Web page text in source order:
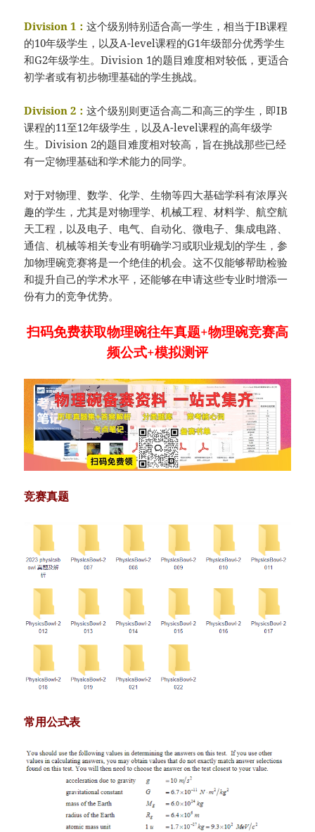
Division 1：这个级别特别适合高一学生，相当于IB课程
的10年级学生，以及A-level课程的G1年级部分优秀学生
和G2年级学生。Division 1的题目难度相对较低，更适合
初学者或有初步物理基础的学生挑战。
Division 2：这个级别则更适合高二和高三的学生，即IB
课程的11至12年级学生，以及A-level课程的高年级学
生。Division 2的题目难度相对较高，旨在挑战那些已经
有一定物理基础和学术能力的同学。
对于对物理、数学、化学、生物等四大基础学科有浓厚兴
趣的学生，尤其是对物理学、机械工程、材料学、航空航
天工程，以及电子、电气、自动化、微电子、集成电路、
通信、机械等相关专业有明确学习或职业规划的学生，参
加物理碗竞赛将是一个绝佳的机会。这不仅能够帮助检验
和提升自己的学术水平，还能够在申请这些专业时增添一
份有力的竞争优势。
扫码免费获取物理碗往年真题+物理碗竞赛高
频公式+模拟测评
竞赛真题
常用公式表